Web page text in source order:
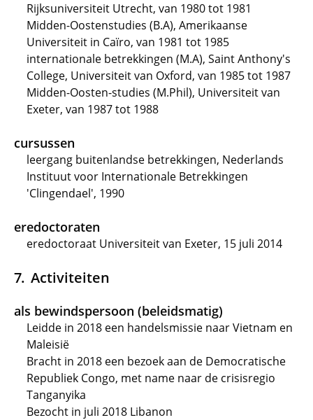
Rijksuniversiteit Utrecht, van 1980 tot 1981
Midden-Oostenstudies (B.A), Amerikaanse
Universiteit in Caïro, van 1981 tot 1985
internationale betrekkingen (M.A), Saint Anthony's
College, Universiteit van Oxford, van 1985 tot 1987
Midden-Oosten-studies (M.Phil), Universiteit van
Exeter, van 1987 tot 1988
cursussen
leergang buitenlandse betrekkingen, Nederlands
Instituut voor Internationale Betrekkingen
'Clingendael', 1990
eredoctoraten
eredoctoraat Universiteit van Exeter, 15 juli 2014
Activiteiten
als bewindspersoon (beleidsmatig)
Leidde in 2018 een handelsmissie naar Vietnam en
Maleisië
Bracht in 2018 een bezoek aan de Democratische
Republiek Congo, met name naar de crisisregio
Tanganyika
Bezocht in juli 2018 Libanon